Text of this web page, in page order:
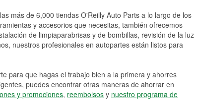
más de 6,000 tiendas O'Reilly Auto Parts a lo largo de los
y accesorios que necesitas, también ofrecemos
de limpiaparabrisas y de bombillas, revisión de la luz
nuestros profesionales en autopartes están listos para
para que hagas el trabajo bien a la primera y ahorres
puedes encontrar otras maneras de ahorrar en
y promociones, reembolsos y nuestro programa de